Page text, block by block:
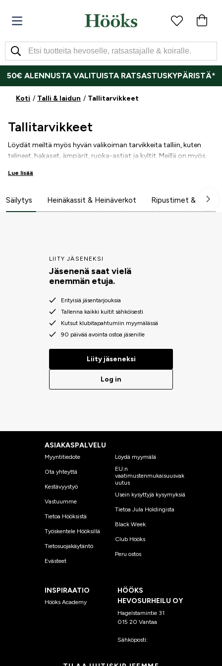
50€ ALENNUSTA VALITUISTA RATSASTUSKYPÄRISTÄ*
Koti Talli & laidun Tallitarvikkeet
Tallitarvikkeet
Löydät meiltä myös hyvän valikoiman tarvikkeita talliin, kuten
telineet, hakaset, ämpärit, ruoka-astiat ja kyltit. Meillä on myös
siivoukseen. Myymälöissämme henkilökunta auttaa sinua
Lue lisää
Säilytys Heinäkassit & Heinäverkot Ripustimet &
LIITY JÄSENEKSI
Jäsenenä saat vielä
enemmän etuja.
Erityisiä jäsentarjouksia
Tallenna kaikki kuitit sähköisesti
Kutsut klubitapahtumiin myymälässä
90 päivää avointa ostoa jäsenille
Liity jäseneksi
Log in
ASIAKASPALVELU
Myyntitiedote
Ota yhteyttä
Kestävyystyö
Vastuumme
Tietoa Hööksistä
Työskentele Hööksillä
Tietosuojakäytäntö
Evästeet
Löydä myymälä
EU:n
vaatimustenmukaisuusvak
uutus
Usein kysyttyjä kysymyksiä
Tietoa Jula Holdingista
Black Week
Club Hööks
Peru ostos
INSPIRAATIO
Hööks Academy
HÖÖKS
HEVOSURHEILU OY
Hagelstamintie 31
015 20 Vantaa
Sähköposti: